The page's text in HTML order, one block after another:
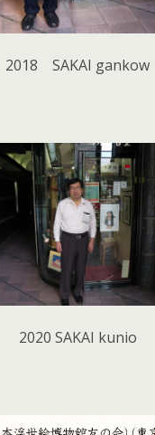
2018 SAKAI gankow
2020 SAKAI kunio